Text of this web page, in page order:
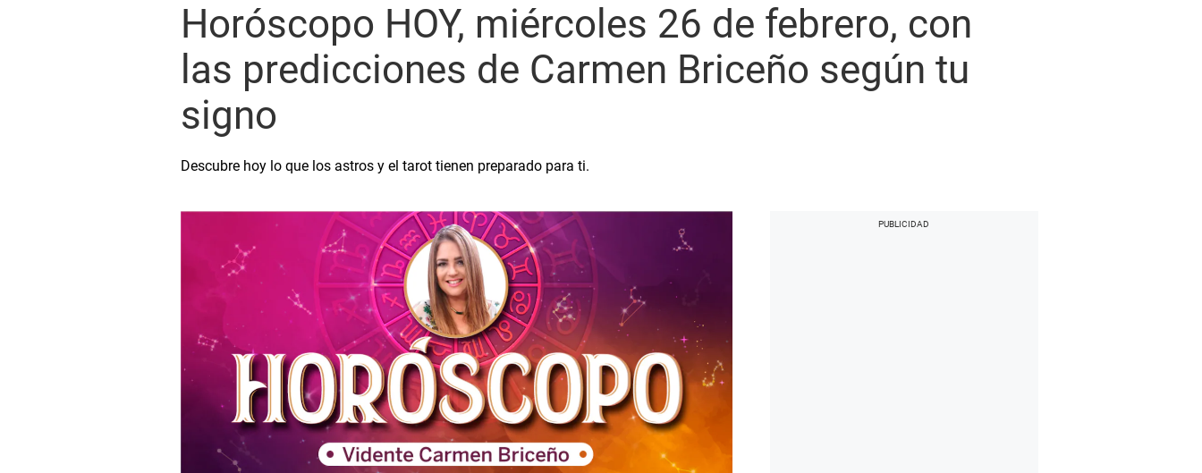
Horóscopo HOY, miércoles 26 de febrero, con
las predicciones de Carmen Briceño según tu
signo
Descubre hoy lo que los astros y el tarot tienen preparado para ti.